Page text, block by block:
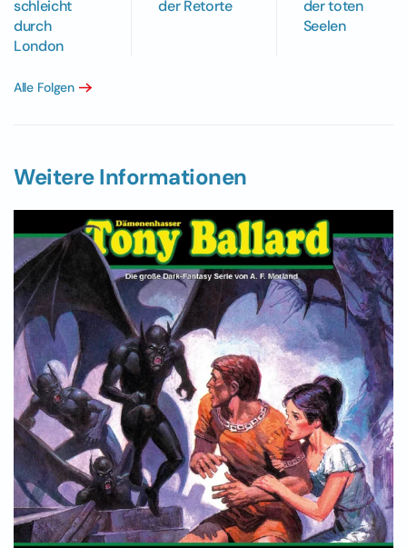
schleicht
durch
London
der Retorte
der toten
Seelen
Alle Folgen
Weitere Informationen